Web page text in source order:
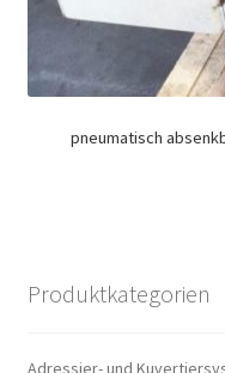
pneumatisch
Produktkategorien
Adressier- und